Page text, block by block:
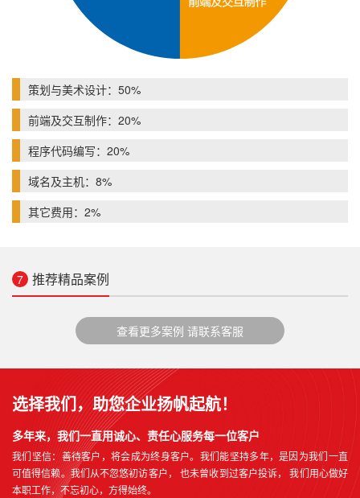
策划与美术设计：50%
前端及交互制作：20%
程序代码编写：20%
域名及主机：8%
其它费用：2%
7 推荐精品案例
查看更多案例 请联系客服
选择我们，助您企业扬帆起航！
多年来，我们一直用诚心、责任心服务每一位客户
我们坚信：善待客户，将会成为终身客户。我们能坚持多年，是因为我们一直
可值得信赖。我们从不忽悠初访客户， 也未曾收到过客户投诉， 我们用心做好
本职工作，不忘初心，方得始终。